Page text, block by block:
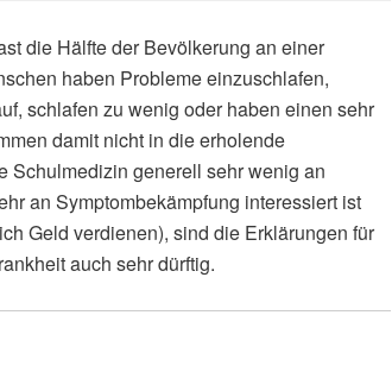
die Hälfte der Bevölkerung an einer
haben Probleme einzuschlafen,
schlafen zu wenig oder haben einen sehr
damit nicht in die erholende
Schulmedizin generell sehr wenig an
an Symptombekämpfung interessiert ist
Geld verdienen), sind die Erklärungen für
auch sehr dürftig.